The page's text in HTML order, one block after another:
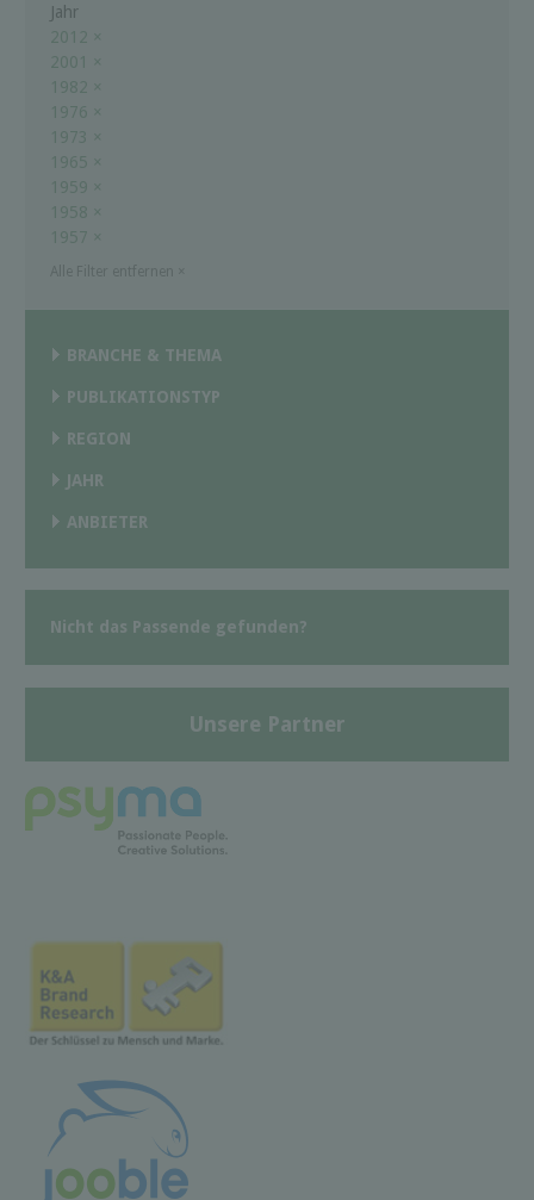
Jahr
2012 ×
2001
×
1982 ×
1976 ×
1973 ×
1965 ×
1959 ×
1958 ×
1957 ×
BRANCHE & THEMA
PUBLIKATIONSTYP
REGION
JAHR
ANBIETER
Nicht das Passende gefunden?
Unsere Partner